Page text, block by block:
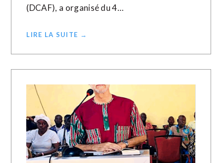
(DCAF), a organisé du 4…
LIRE LA SUITE →